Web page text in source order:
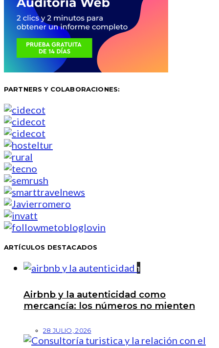
PARTNERS Y COLABORACIONES:
ARTÍCULOS DESTACADOS
1
Airbnb y la autenticidad como
mercancía: los números no mienten
28 JULIO, 2026